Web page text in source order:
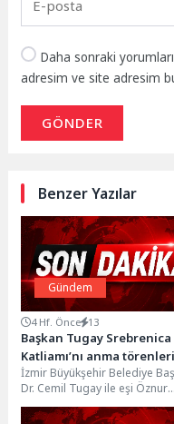
Daha sonraki
adresim ve site adresim
GÖNDER
Benzer Yazılar
Gündem
4 Hf. Önce 13
Başkan Tugay Srebrenica
Katliamı’nı anma
katıldı
İzmir Büyükşehir Belediye
Dr. Cemil Tugay ile eşi Öznur
Tugay, kadın, erkek, çocuk,